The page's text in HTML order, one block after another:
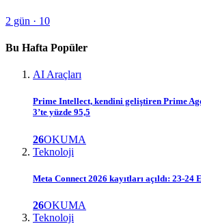
2 gün · 10
Bu Hafta Popüler
AI Araçları
Prime Intellect, kendini geliştiren Prime
3’te yüzde 95,5
26OKUMA
Teknoloji
Meta Connect 2026 kayıtları açıldı: 23-24
26OKUMA
Teknoloji